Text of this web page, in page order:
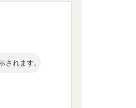
されます。